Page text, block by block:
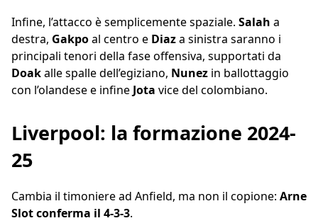
Infine, l’attacco è semplicemente spaziale. Salah a
destra, Gakpoal centro e Diaza sinistra saranno i
principali tenori della fase offensiva, supportati da
Doakalle spalle dell’egiziano, Nunez in ballottaggio
con l’olandese e infine Jota vice del colombiano.
Liverpool: la formazione 2024-
25
Cambia il timoniere ad Anfield, ma non il copione: Arne
Slot conferma il 4-3-3.